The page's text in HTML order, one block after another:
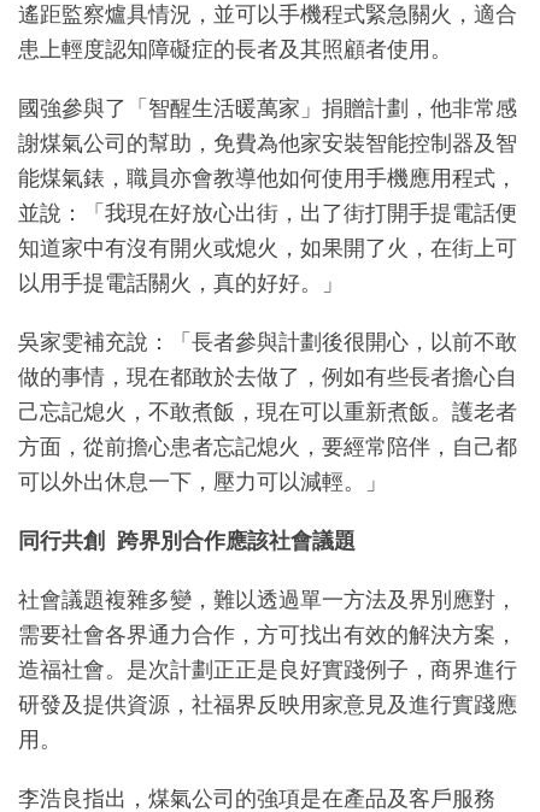
遙距監察爐具情況，並可以手機程式緊急關火，適合
患上輕度認知障礙症的長者及其照顧者使用。
國強參與了「智醒生活暖萬家」捐贈計劃，他非常感
謝煤氣公司的幫助，免費為他家安裝智能控制器及智
能煤氣錶，職員亦會教導他如何使用手機應用程式，
並說：「我現在好放心出街，出了街打開手提電話便
知道家中有沒有開火或熄火，如果開了火，在街上可
以用手提電話關火，真的好好。」
吳家雯補充說：「長者參與計劃後很開心，以前不敢
做的事情，現在都敢於去做了，例如有些長者擔心自
己忘記熄火，不敢煮飯，現在可以重新煮飯。護老者
方面，從前擔心患者忘記熄火，要經常陪伴，自己都
可以外出休息一下，壓力可以減輕。」
同行共創 跨界別合作應該社會議題
社會議題複雜多變，難以透過單一方法及界別應對，
需要社會各界通力合作，方可找出有效的解決方案，
造福社會。是次計劃正正是良好實踐例子，商界進行
研發及提供資源，社福界反映用家意見及進行實踐應
用。
李浩良指出，煤氣公司的強項是在產品及客戶服務